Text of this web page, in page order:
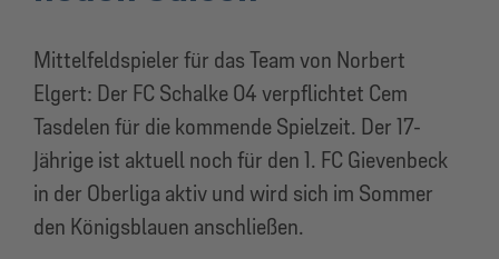
Mittelfeldspieler für das Team von Norbert
Elgert: Der FC Schalke 04 verpflichtet Cem
Tasdelen für die kommende Spielzeit. Der 17-
Jährige ist aktuell noch für den 1. FC Gievenbeck
in der Oberliga aktiv und wird sich im Sommer
den Königsblauen anschließen.